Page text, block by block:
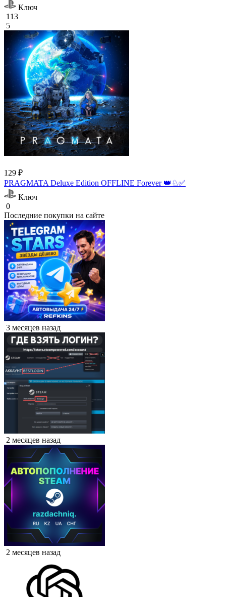
Ключ
113
5
129 ₽
PRAGMATA Deluxe Edition OFFLINE Forever 👑♘✅
Ключ
0
Последние покупки на сайте
3 месяцев назад
2 месяцев назад
2 месяцев назад